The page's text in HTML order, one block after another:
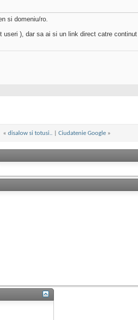
si domeniu/ro.
), dar sa ai si un link direct catre
« disalow si totusi.. Ciudatenie Google »